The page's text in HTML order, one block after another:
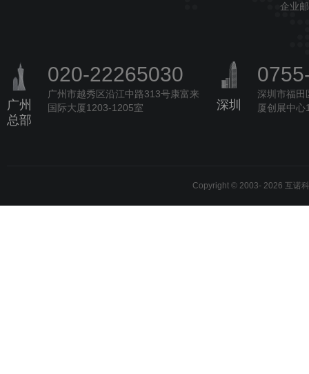
企业
广州
总部
020-22265030
广州市越秀区沿江中路313号康富来
国际大厦1203-1205室
深圳
深圳市福田
厦创展中
Copyright © 2003- 2026 互诺